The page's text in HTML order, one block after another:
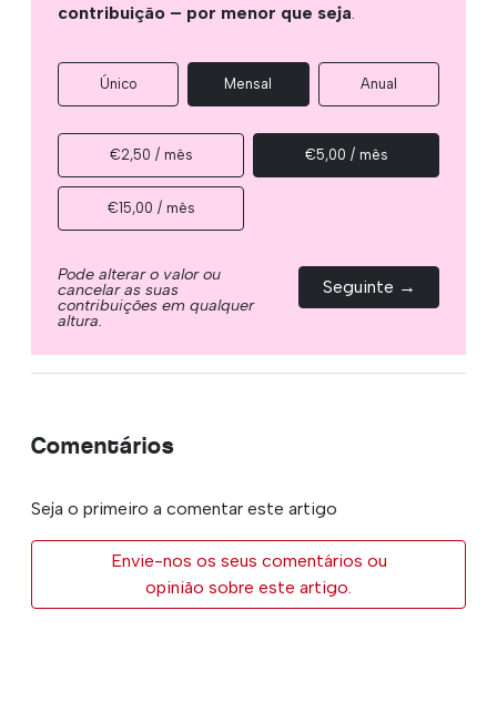
contribuição – por menor que seja
Único Mensal Anual
€2,50 / mês €5,00 / mês
€15,00 / mês
Pode alterar o valor ou
cancelar as suas
contribuições em qualquer
altura.
Seguinte →
Comentários
Seja o primeiro a comentar este artigo
Envie-nos os seus comentários ou
opinião sobre este artigo.